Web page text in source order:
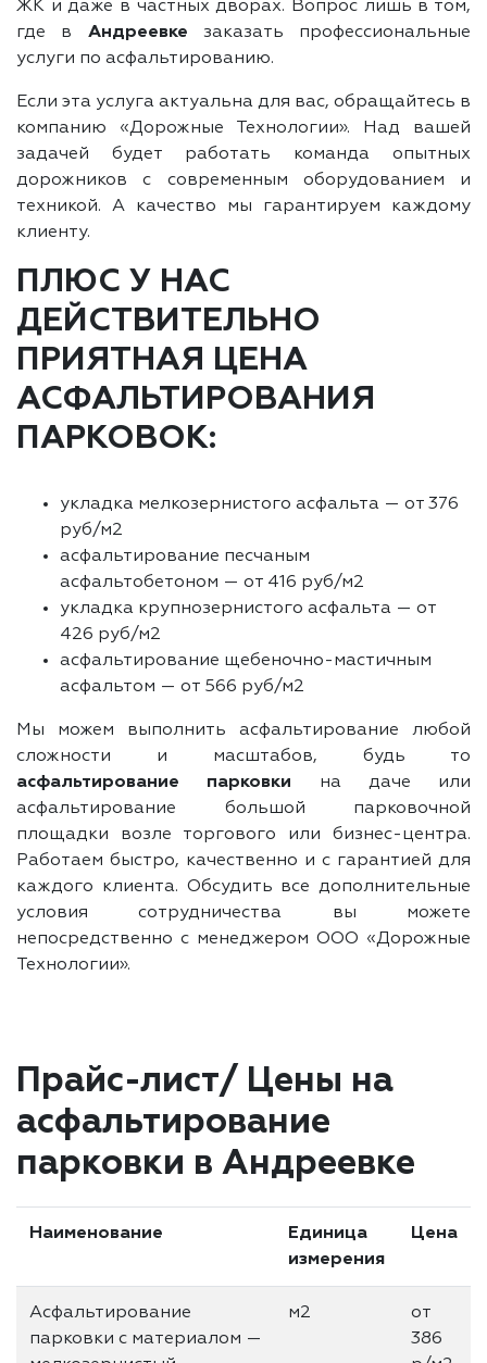
ЖК и даже в частных дворах. Вопрос лишь в том,
где в Андреевке заказать профессиональные
услуги по асфальтированию.
Если эта услуга актуальна для вас, обращайтесь в
компанию «Дорожные Технологии». Над вашей
задачей будет работать команда опытных
дорожников с современным оборудованием и
техникой. А качество мы гарантируем каждому
клиенту.
ПЛЮС У НАС
ДЕЙСТВИТЕЛЬНО
ПРИЯТНАЯ ЦЕНА
АСФАЛЬТИРОВАНИЯ
ПАРКОВОК:
укладка мелкозернистого асфальта — от 376
руб/м2
асфальтирование песчаным
асфальтобетоном — от 416 руб/м2
укладка крупнозернистого асфальта — от
426 руб/м2
асфальтирование щебеночно-мастичным
асфальтом — от 566 руб/м2
Мы можем выполнить асфальтирование любой
сложности и масштабов, будь то
асфальтирование парковки на даче или
асфальтирование большой парковочной
площадки возле торгового или бизнес-центра.
Работаем быстро, качественно и с гарантией для
каждого клиента. Обсудить все дополнительные
условия сотрудничества вы можете
непосредственно с менеджером ООО «Дорожные
Технологии».
Прайс-лист/ Цены на
асфальтирование
парковки в Андреевке
Наименование
Единица
измерения
Цена
Асфальтирование
парковки с материалом —
м2
от
386